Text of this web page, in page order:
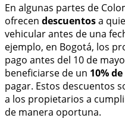
En algunas partes de
ofrecen descuentosa
vehicular antes de una
ejemplo, en Bogotá, los
pago antes del 10 de
beneficiarse de un 10%
pagar. Estos descuentos
a los propietarios a
de manera oportuna.